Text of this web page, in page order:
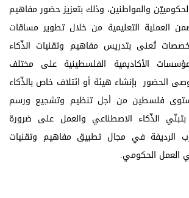
والمواطنين، وذلك بتعزيز حضور مفاهيم
العملية التعليمية من خلال تطوير مساقات
تُعنى بتدريس مفاهيم وتقنيات الذّكاء
الأكاديمية الفلسطينية على مختلف
الحضور بإنشاء هيئة أو ائتلاف خاص بالذّكاء
فلسطين من أجل تنظيم وتشجيع ورسم
بتبنّي الذّكاء الاصطناعي والعمل على ضرورة
الرديفة في مجال تطبيق مفاهيم وتقنيات
العمل الحكومي.